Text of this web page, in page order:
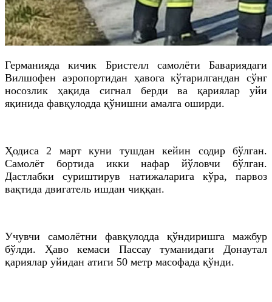
Германияда кичик Бристелл самолёти Бавариядаги
Вилшофен аэропортидан ҳавога кўтарилгандан сўнг
носозлик ҳақида сигнал берди ва қариялар уйи
яқинида фавқулодда қўнишни амалга оширди.
Ҳодиса 2 март куни тушдан кейин содир бўлган.
Самолёт бортида икки нафар йўловчи бўлган.
Дастлабки суриштирув натижаларига кўра, парвоз
вақтида двигатель ишдан чиққан.
Учувчи самолётни фавқулодда қўндиришга мажбур
бўлди. Ҳаво кемаси Пассау туманидаги Донаутал
қариялар уйидан атиги 50 метр масофада қўнди.